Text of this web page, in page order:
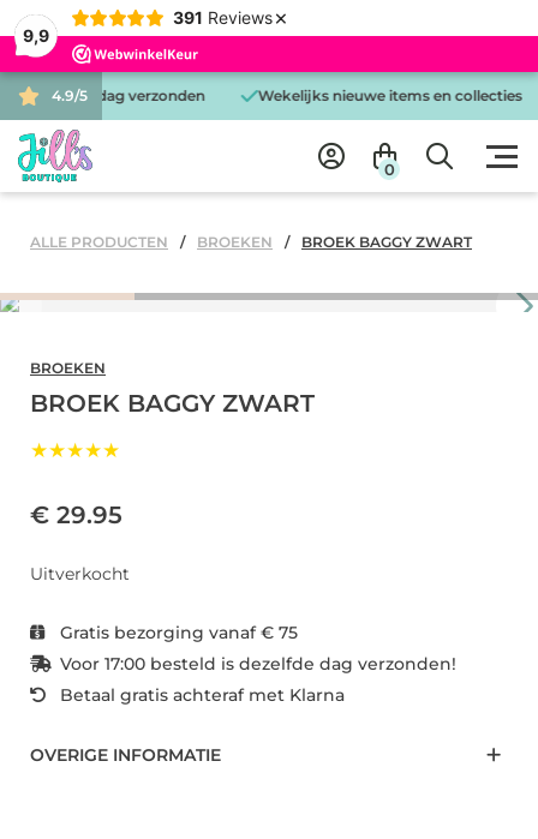
9,9
391 Reviews ×
4.9/5
is dezelfde dag verzonden Wekelijks nieuwe items en collecties
0
ALLE PRODUCTEN BROEKEN BROEK BAGGY ZWART
BROEKEN
BROEK BAGGY ZWART
★★★★★
€ 29.95
Uitverkocht
Gratis bezorging vanaf € 75
Voor 17:00 besteld is dezelfde dag verzonden!
Betaal gratis achteraf met Klarna
OVERIGE INFORMATIE